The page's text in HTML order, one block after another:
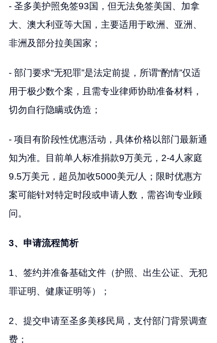
- 圣多美护照免签93国，但无法免签美国、加拿
大、澳大利亚等大国，主要适用于欧洲、亚洲、
非洲及部分拉美国家；
- 部门要求“无犯罪”是法定前提，所谓“酌情”仅适
用于极少数个案，且需专业律师协助准备材料，
切勿自行隐瞒或伪造；
- 项目有阶段性优惠活动，具体价格以部门最新通
知为准。目前单人标准捐款9万美元，2-4人家庭
9.5万美元，超员加收5000美元/人；限时优惠方
案可能针对特定时段或申请人数，需咨询专业顾
问。
3、申请流程简析
1、签约并准备基础文件（护照、出生公证、无犯
罪证明、健康证明等）；
2、提交申请至圣多美移民局，支付部门背景调查
费；